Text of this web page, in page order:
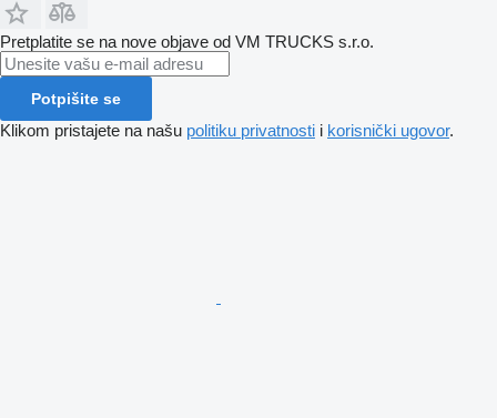
Pretplatite se na nove objave od VM TRUCKS s.r.o.
Potpišite se
Klikom pristajete na našu politiku privatnosti i korisnički ugovor.